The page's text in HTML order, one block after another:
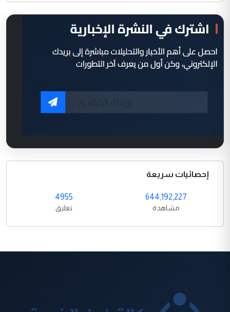
إحصائيات سريعة
644,192,227
مشاهدة
4955
تعليق